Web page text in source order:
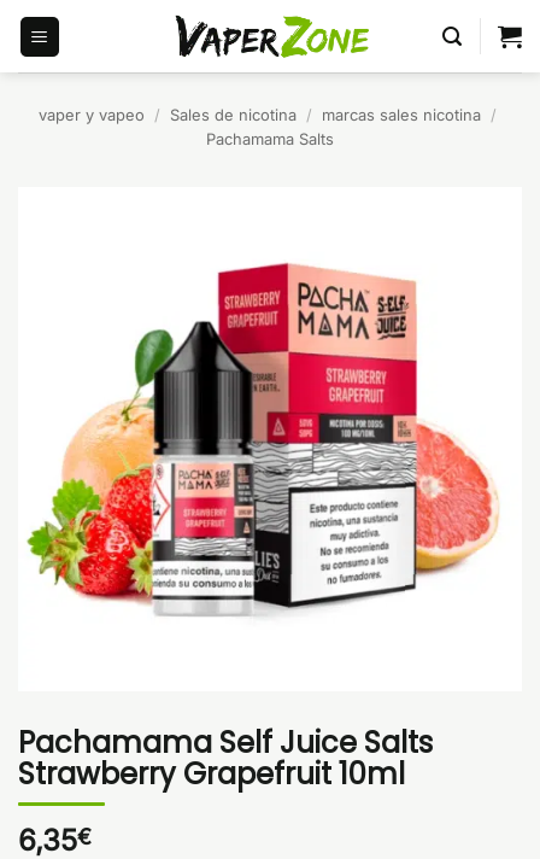
Saltar
contenido
vaper y vapeo / Sales de nicotina / marcas sales nicotina /
Pachamama Salts
Pachamama Self Juice Salts
Strawberry Grapefruit 10ml
6,35€